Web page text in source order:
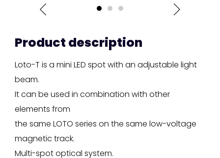
Product description
Loto-T is a mini LED spot with an adjustable light
beam.
It can be used in combination with other
elements from
the same LOTO series on the same low-voltage
magnetic track.
Multi-spot optical system.